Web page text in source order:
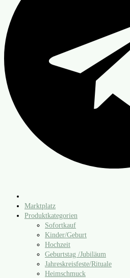
Marktplatz
Produktkategorien
Sofortkauf
Kinder/​Geburt
Hochzeit
Geburtstag /​Jubiläum
Jahreskreisfeste/​Rituale
Heimschmuck